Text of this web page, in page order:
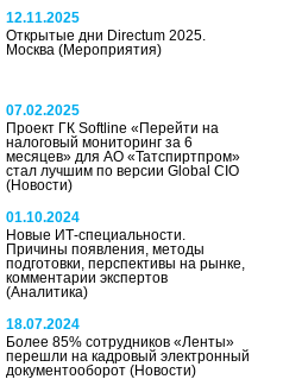
12.11.2025
Открытые дни Directum 2025.
Москва(Мероприятия)
07.02.2025
Проект ГК Softline «Перейти на
налоговый мониторинг за 6
месяцев» для АО «Татспиртпром»
стал лучшим по версии Global CIO
(Новости)
01.10.2024
Новые ИТ-специальности.
Причины появления, методы
подготовки, перспективы на рынке,
комментарии экспертов
(Аналитика)
18.07.2024
Более 85% сотрудников «Ленты»
перешли на кадровый электронный
документооборот(Новости)